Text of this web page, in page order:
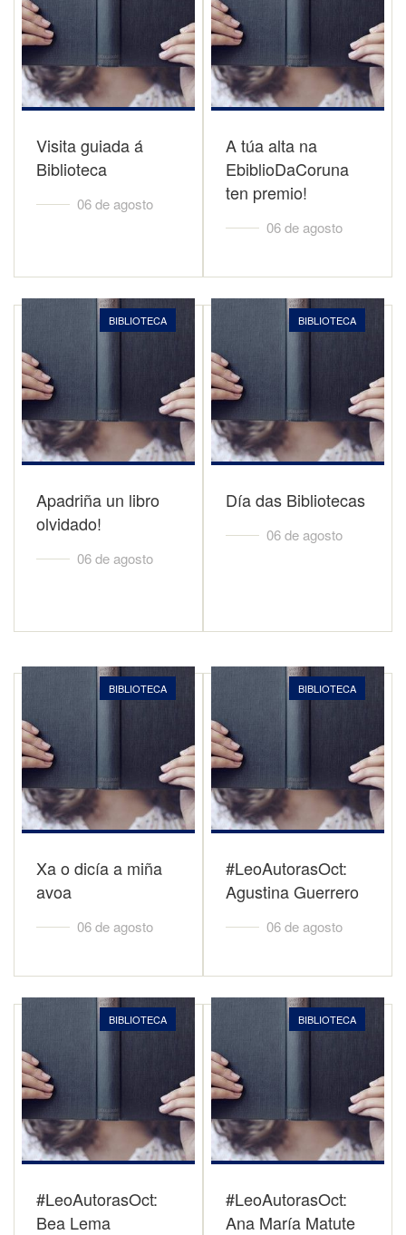
Visita guiada á
Biblioteca
06 de agosto
A túa alta na
EbiblioDaCoruna
ten premio!
06 de agosto
BIBLIOTECA
Apadriña un libro
olvidado!
06 de agosto
BIBLIOTECA
Día das Bibliotecas
06 de agosto
BIBLIOTECA
Xa o dicía a miña
avoa
06 de agosto
BIBLIOTECA
#LeoAutorasOct:
Agustina Guerrero
06 de agosto
BIBLIOTECA
#LeoAutorasOct:
Bea Lema
BIBLIOTECA
#LeoAutorasOct:
Ana María Matute